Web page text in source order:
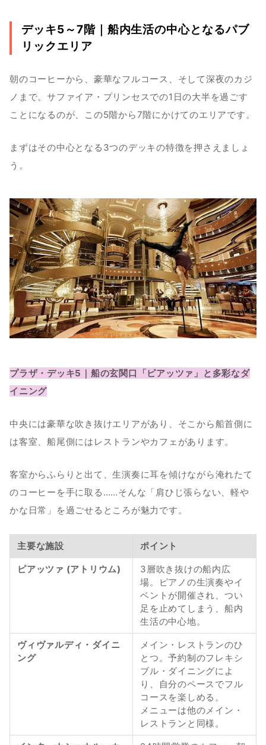
デッキ5～7階｜船内生活の中心となるパブ
リックエリア
朝のコーヒーから、豪華なフルコース、そして深夜のカジ
ノまで。サファイア・プリンセスでの1日の大半を過ごす
ことになるのが、この5階から7階にかけてのエリアです。
まずはその中心となる3つのデッキの特徴を押さえましょ
う。
プラザ・デッキ5｜船の玄関口「ピアッツァ」と多彩なダ
イニング
中央には豪華な吹き抜けエリアがあり、そこから船首側に
は客室、船尾側にはレストランやカフェがあります。
客室からふらりと出て、生演奏に耳を傾けながら淹れたて
のコーヒーを手に取る……そんな「肩ひじ張らない、軽や
かな日常」を過ごせるところが魅力です。
主要な施設 ポイント
ピアッツァ (アトリウム)
3層吹き抜けの船内広
場。ピアノの生演奏やイ
ベントが開催され、つい
足を止めてしまう、船内
生活の中心地。
ヴィヴァルディ・ダイニ
ング
メイン・レストランのひ
とつ。予約制のフレキシ
ブル・ダイニングによ
り、自分のペースでフル
コースを楽しめる。
メニューは他のメイン・
レストランと同様。